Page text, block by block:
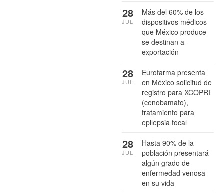
Más del 60% de los
dispositivos médicos
que México produce
se destinan a
exportación
28
JUL
Eurofarma presenta
en México solicitud de
registro para XCOPRI
(cenobamato),
tratamiento para
epilepsia focal
28
JUL
Hasta 90% de la
población presentará
algún grado de
enfermedad venosa
en su vida
28
JUL